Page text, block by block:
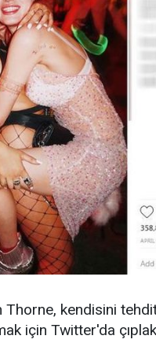
Thorne, kendisini
için Twitter'da